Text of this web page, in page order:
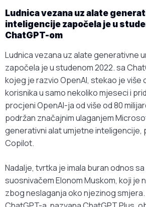
Ludnica vezana uz alate
inteligencije započela je u
ChatGPT-om
Ludnica vezana uz alate generativne
započela je u studenom 2022. sa
kojeg je razvio OpenAI, stekao je više
korisnika u samo nekoliko mjeseci i
procjeni OpenAI-ja od više od 80
podržan značajnim ulaganjem
generativni alat umjetne inteligencije,
Copilot.
Nadalje, tvrtka je imala buran odnos
suosnivačem Elonom Muskom, koji je
zbog neslaganja oko njezinog